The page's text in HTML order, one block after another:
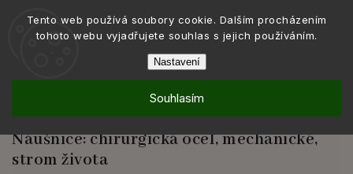
Tento web používá soubory cookie. Dalším procházením
tohoto webu vyjadřujete souhlas s jejich používáním.
Nastavení
Souhlasím
/
/
Náušnice: chirurgická ocel, mechanické,
strom života